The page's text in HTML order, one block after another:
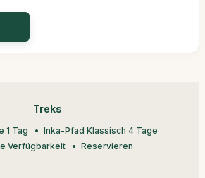
Treks
1 Tag
Inka-Pfad Klassisch 4 Tage
Verfügbarkeit
Reservieren